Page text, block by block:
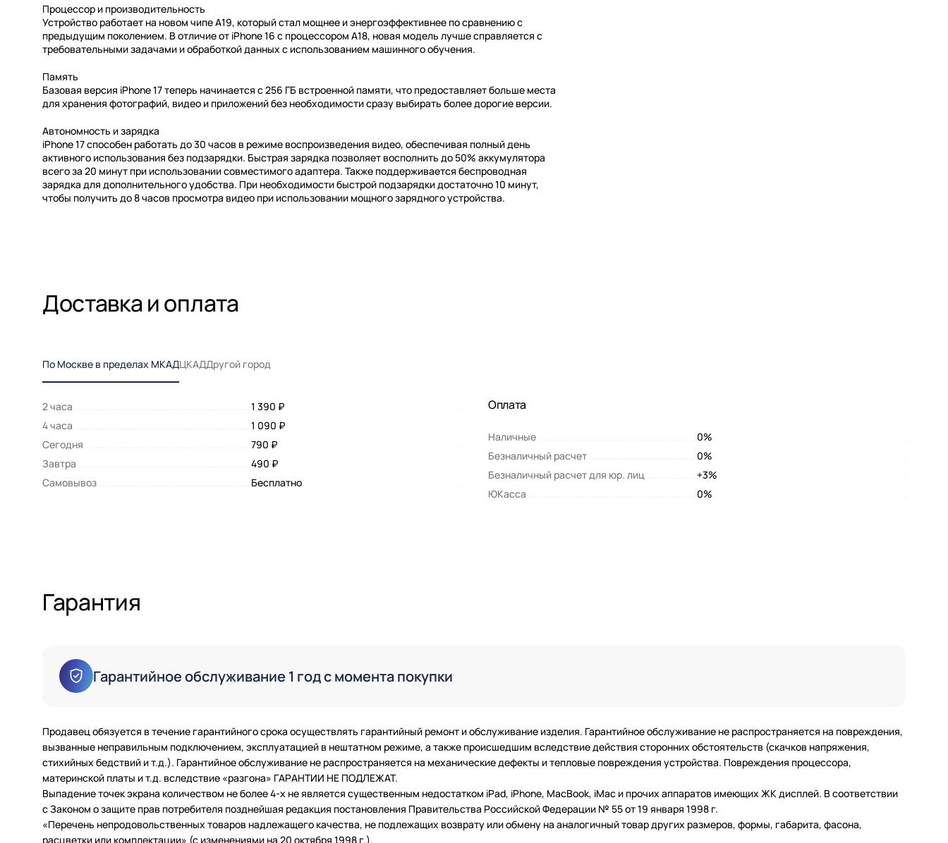
Процессор и производительность
Устройство работает на новом чипе A19, который стал мощнее и энергоэффективнее по сравнению с
предыдущим поколением. В отличие от iPhone 16 с процессором A18, новая модель лучше справляется с
требовательными задачами и обработкой данных с использованием машинного обучения.
Память
Базовая версия iPhone 17 теперь начинается с 256 ГБ встроенной памяти, что предоставляет больше места
для хранения фотографий, видео и приложений без необходимости сразу выбирать более дорогие версии.
Автономность и зарядка
iPhone 17 способен работать до 30 часов в режиме воспроизведения видео, обеспечивая полный день
активного использования без подзарядки. Быстрая зарядка позволяет восполнить до 50% аккумулятора
всего за 20 минут при использовании совместимого адаптера. Также поддерживается беспроводная
зарядка для дополнительного удобства. При необходимости быстрой подзарядки достаточно 10 минут,
чтобы получить до 8 часов просмотра видео при использовании мощного зарядного устройства.
Доставка и оплата
По Москве в пределах МКАДЦКАДДругой город
2 часа
1 390 ₽
4 часа
1 090 ₽
Сегодня
790 ₽
Завтра
490 ₽
Самовывоз
Бесплатно
Оплата
Наличные
0%
Безналичный расчет
0%
Безналичный расчет для юр. лиц
+3%
ЮКасса
0%
Гарантия
Гарантийное обслуживание 1 год с момента покупки
Продавец обязуется в течение гарантийного срока осуществлять гарантийный ремонт и обслуживание изделия. Гарантийное обслуживание не распространяется на повреждения,
вызванные неправильным подключением, эксплуатацией в нештатном режиме, а также происшедшим вследствие действия сторонних обстоятельств (скачков напряжения,
стихийных бедствий и т.д.). Гарантийное обслуживание не распространяется на механические дефекты и тепловые повреждения устройства. Повреждения процессора,
материнской платы и т.д. вследствие «разгона» ГАРАНТИИ НЕ ПОДЛЕЖАТ.
Выпадение точек экрана количеством не более 4-х не является существенным недостатком iPad, iPhone, MacBook, iMac и прочих аппаратов имеющих ЖК дисплей. В соответствии
с Законом о защите прав потребителя позднейшая редакция постановления Правительства Российской Федерации № 55 от 19 января 1998 г.
«Перечень непродовольственных товаров надлежащего качества, не подлежащих возврату или обмену на аналогичный товар других размеров, формы, габарита, фасона,
расцветки или комплектации» (с изменениями на 20 октября 1998 г.).